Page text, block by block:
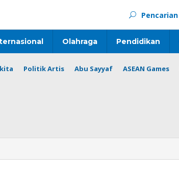
Pencarian
Olahraga Pendidikan
Politik Artis Abu Sayyaf ASEAN Games